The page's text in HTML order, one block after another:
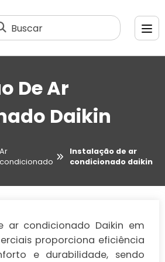
Buscar
De Ar
Daikin
Ar
condicionado
Instalação de ar
condicionado daikin
ar condicionado Daikin em
proporciona eficiência
e durabilidade, sendo